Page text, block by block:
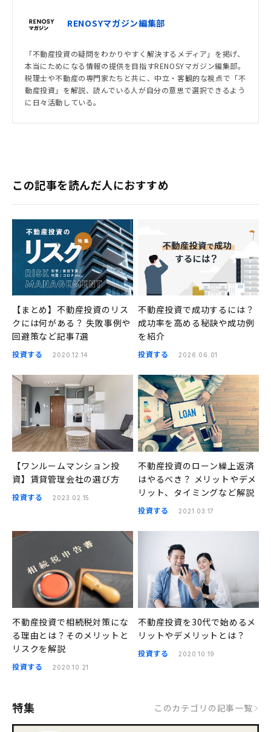
RENOSYマガジン編集部
「不動産投資の疑問をわかりやすく解決するメディア」を掲げ、
本当にためになる情報の提供を目指すRENOSYマガジン編集部。
税理士や不動産の専門家たちと共に、中立・客観的な視点で「不
動産投資」を解説、読んでいる人が自分の意思で選択できるよう
に日々活動している。
この記事を読んだ人におすすめ
【まとめ】不動産投資のリス
クには何がある？ 失敗事例や
回避策など記事7選
投資する 2020.12.14
不動産投資で成功するには？
成功率を高める秘訣や成功例
を紹介
投資する 2026.06.01
【ワンルームマンション投
資】賃貸管理会社の選び方
投資する 2023.02.15
不動産投資のローン繰上返済
はやるべき？ メリットやデメ
リット、タイミングなど解説
投資する 2021.03.17
不動産投資で相続税対策にな
る理由とは？そのメリットと
リスクを解説
投資する 2020.10.21
不動産投資を30代で始めるメ
リットやデメリットとは？
投資する 2020.10.19
特集 このカテゴリの記事一覧